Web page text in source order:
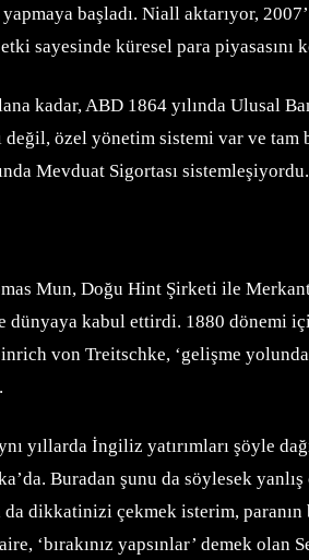
başladı. Niall aktarıyor,
sayesinde küresel para piyasasını
kadar, ABD 1864 yılında Ulusal
özel yönetim sistemi var ve
Mevduat Sigortası sistemleşiyordu.
Mun, Doğu Hint Şirketi ile
dünyaya kabul ettirdi. 1880 dönemi
von Treitschke, ‘gelişme
yıllarda İngiliz yatırımları şöyle
Buradan şunu da söylesek
dikkatinizi çekmek isterim,
‘bırakınız yapsınlar’ demek